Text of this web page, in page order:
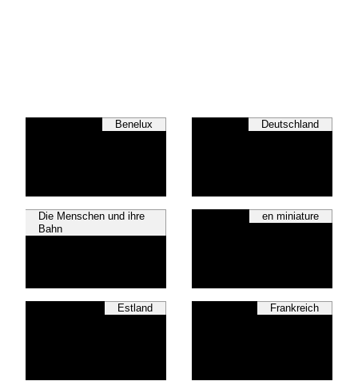
Benelux Deutschland
Die Menschen und ihre
Bahn
en miniature
Estland Frankreich